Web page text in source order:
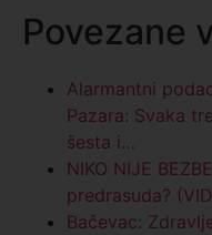
Povezane
Alarmantni
Pazara: Svaka
šesta i…
NIKO NIJE
predrasuda?
Bačevac: